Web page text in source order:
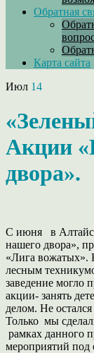
Обратная
Карта сайта
Июл 14
Акции
двора».
С июня в
нашего двора»,
«Лига вожатых».
лесным
заведение могло
акции- занять
делом. Не
Только мы
рамках данного
мероприятий